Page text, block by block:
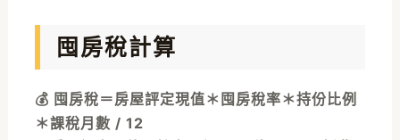
囤房稅計算
💰 囤房稅＝房屋評定現值＊囤房稅率＊持份比例
＊課稅月數 / 12